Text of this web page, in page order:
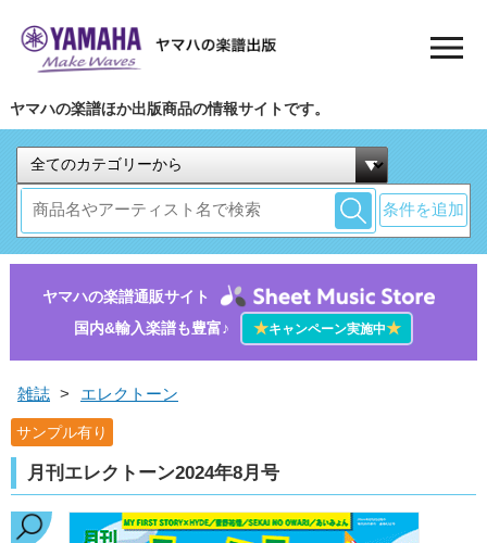
ヤマハの楽譜ほか出版商品の情報サイトです。
条件を追加
ヤマハの楽譜通販サイト
国内&輸入楽譜も豊富♪
★キャンペーン実施中★
雑誌 > エレクトーン
サンプル有り
月刊エレクトーン2024年8月号